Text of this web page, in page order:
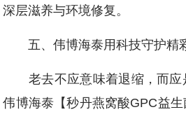
深层滋养与环境修复。
五、伟博海泰用科技守护精
老去不应意味着退缩，而应
伟博海泰【秒丹燕窝酸GPC益